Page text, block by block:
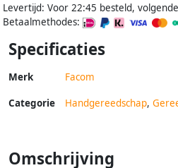
Levertijd: Voor 22:45 besteld,
Betaalmethodes:
Specificaties
Merk Facom
Categorie Handgereedschap,
Omschrijving